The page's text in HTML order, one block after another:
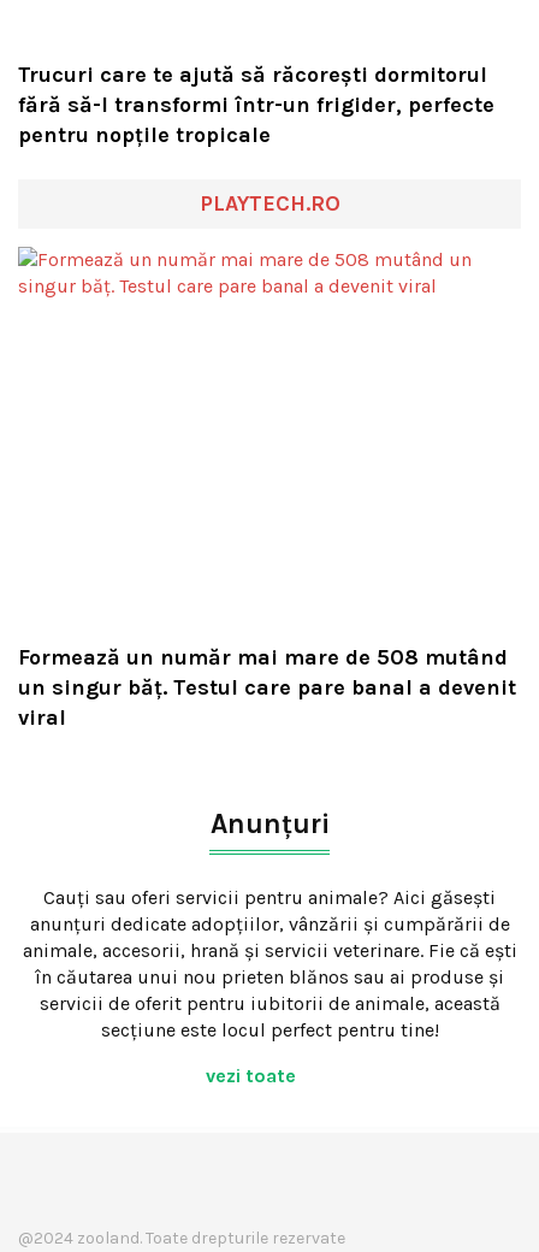
Trucuri care te ajută să răcorești dormitorul
fără să-l transformi într-un frigider, perfecte
pentru nopțile tropicale
PLAYTECH.RO
Formează un număr mai mare de 508 mutând
un singur băț. Testul care pare banal a devenit
viral
Anunțuri
Cauți sau oferi servicii pentru animale? Aici găsești
anunțuri dedicate adopțiilor, vânzării și cumpărării de
animale, accesorii, hrană și servicii veterinare. Fie că ești
în căutarea unui nou prieten blănos sau ai produse și
servicii de oferit pentru iubitorii de animale, această
secțiune este locul perfect pentru tine!
vezi toate
@2024 zooland. Toate drepturile rezervate